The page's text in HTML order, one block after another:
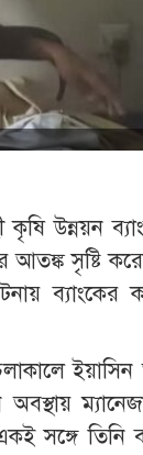
উন্নয়ন
আতঙ্ক সৃষ্টি
চলাকালে
সঙ্গে তিনি